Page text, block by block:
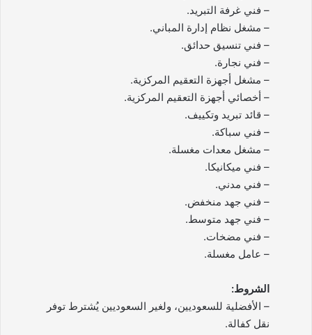
– فني غرفة التبريد.
– مشغل نظام إدارة المباني.
– فني تنسيق حدائق.
– فني نجارة.
– مشغل أجهزة التعقيم المركزية.
– أخصائي أجهزة التعقيم المركزية.
– قائد تبريد وتكييف.
– فني سباكة.
– مشغل معدات مغسلة.
– فني ميكانيكا.
– فني مدني.
– فني جهد منخفض.
– فني جهد متوسط.
– فني مضخات.
– عامل مغسلة.
الشروط:
– الأفضلية للسعوديين، ولغير السعوديين يُشترط توفر
نقل كفالة.